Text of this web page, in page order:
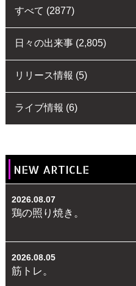
すべて (2877)
日々の出来事(2,805)
リリース情報 (5)
ライブ情報 (6)
NEW ARTICLE
2026.08.07
鶏の照り焼き。
2026.08.05
筋トレ。